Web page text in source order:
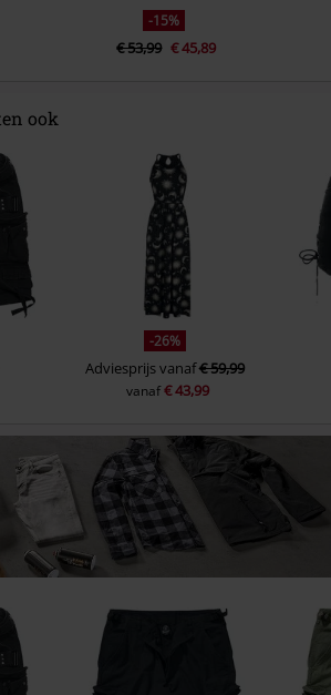
-15%
€ 53,99 € 45,89
ook
-26%
Adviesprijsvanaf€ 59,99
vanaf€ 43,99